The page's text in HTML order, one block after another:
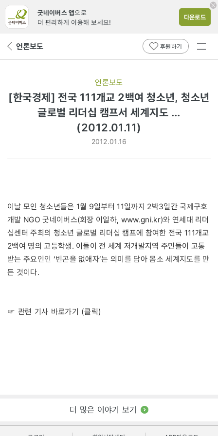
굿네이버스 앱으로
더 편리하게 이용해 보세요!
다운로드
뒤 언론보도 후원하기
전체
언론보도
[한국경제] 전국 111개교 2백여 청소년, 청소년
글로벌 리더십 캠프서 세계지도 ...
(2012.01.11)
2012.01.16
이날 모인 청소년들은 1월 9일부터 11일까지 2박3일간 국제구호
개발 NGO 굿네이버스(회장 이일하, www.gni.kr)와 연세대 리더
십센터 주최의 청소년 글로벌 리더십 캠프에 참여한 전국 111개교
2백여 명의 고등학생. 이들이 전 세계 저개발지역 주민들이 고통
받는 주요인인 ‘빈곤을 없애자’는 의미를 담아 몸소 세계지도를 만
든 것이다.
☞ 관련 기사 바로가기 (클릭)
더 많은 이야기 보기